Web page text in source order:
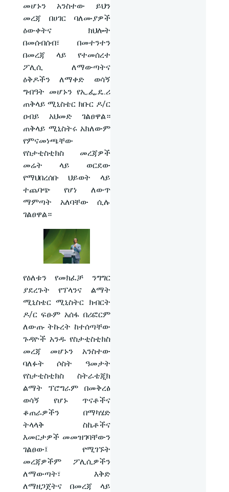
መሆኑን አንስተው ይህን
መረጃ በሀገር ባለሙያዎች
ዕውቀትና ክህሎት
በመሰብሰብ፣ በመተንተን
በመረጃ ላይ የተመሰረተ
ፖሊሲ ለማውጣትና
ዕቅዶችን ለማቀድ ወሳኝ
ግብዓት መሆኑን የኢ.ፌ.ዴ.ሪ
ጠቅላይ ሚኒስቴር ክቡር ዶ/ር
ዐብይ አህመድ ገልፀዋል።
ጠቅላይ ሚኒስትሩ አክለውም
የምናመነጫቸው
የስታቲስቲክስ መረጃዎች
መሬት ላይ ወርደው
የማህበረሰቡ ህይወት ላይ
ተጨባጭ የሆነ ለውጥ
ማምጣት አለባቸው ሲሉ
ገልፀዋል።
የዕለቱን የመክፈቻ ንግግር
ያደረጉት የፕላንና ልማት
ሚኒስቴር ሚኒስትር ክብርት
ዶ/ር ፍፁም አሰፋ በሪፎርም
ለውጡ ትኩረት ከተሰጣቸው
ጉዳዮች አንዱ የስታቲስቲክስ
መረጃ መሆኑን አንስተው
ባለፉት ሶስት ዓመታት
የስታቲስቲክስ ስትራቴጂክ
ልማት ፕሮግራም በመቅረፅ
ወሳኝ የሆኑ ጥናቶችና
ቆጠራዎችን በማካሄድ
ትላላቅ ስኬቶችና
እመርታዎች መመዝገባቸውን
ገልፀው፤ የሚገኙት
መረጃዎችም ፖሊሲዎችን
ለማውጣት፣ እቅድ
ለማዘጋጀትና በመረጃ ላይ